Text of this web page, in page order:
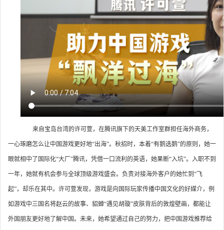
来自宝岛台湾的许可萱，在腾讯旗下的天美工作室群担任海外商务，
一心琢磨怎么让中国游戏更好地“出海”。秋招时，本着“有鹅选鹅”的原则，她一
眼就相中了国际化“大厂”腾讯，凭借一口流利的英语，她果断“入坑”。入职不到
一年，她就有机会参与全球顶级游戏盛会。负责对接海外客户的她忙到“飞
起”，却乐在其中。许可萱发现，游戏是向国际玩家传播中国文化的好媒介，例
如游戏中三国名将赵云的故事、貂蝉“遇见胡璇”皮肤背后的敦煌壁画，都能让
外国朋友更好地了解中国。未来，她希望通过自己的努力，把中国游戏推荐给